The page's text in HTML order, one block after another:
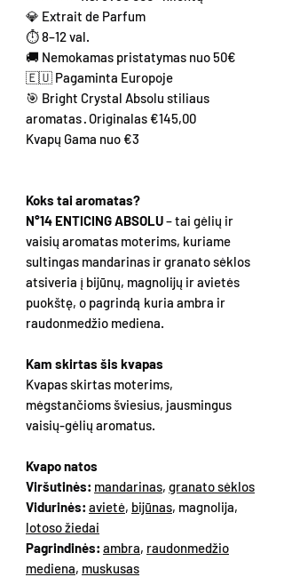
💎 Extrait de Parfum
⏱ 8–12 val.
🚚 Nemokamas pristatymas nuo 50€
🇪🇺 Pagaminta Europoje
🎯 Bright Crystal Absolu stiliaus
aromatas · Originalas €145,00
Kvapų Gama nuo €3
Koks tai aromatas?
N°14 ENTICING ABSOLU– tai gėlių ir
vaisių aromatas moterims, kuriame
sultingas mandarinas ir granato sėklos
atsiveria į bijūnų, magnolijų ir avietės
puokštę, o pagrindą kuria ambra ir
raudonmedžio mediena.
Kam skirtas šis kvapas
Kvapas skirtas moterims,
mėgstančioms šviesius, jausmingus
vaisių-gėlių aromatus.
Kvapo natos
Viršutinės: mandarinas, granato sėklos
Vidurinės: avietė, bijūnas, magnolija,
lotoso žiedai
Pagrindinės: ambra, raudonmedžio
mediena, muskusas